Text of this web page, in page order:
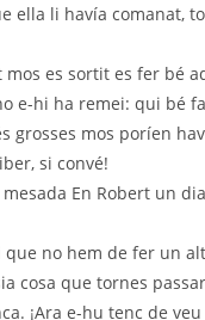
ella li havía comanat,
es sortit es fer bé
e-hi ha remei: qui bé
grosses mos poríen
si convé!
mesada En Robert un
no hem de fer un
cosa que tornes
¡Ara e-hu tenc de veu